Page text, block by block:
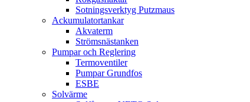
Sotningsverktyg Putzmaus
Ackumulatortankar
Akvaterm
Strömsnästanken
Pumpar och Reglering
Termoventiler
Pumpar Grundfos
ESBE
Solvärme